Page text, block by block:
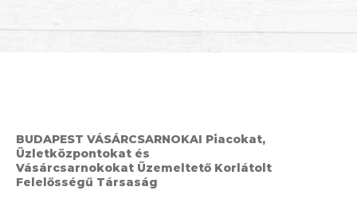
BUDAPEST VÁSÁRCSARNOKAI Piacokat,
Üzletközpontokat és
Vásárcsarnokokat Üzemeltető Korlátolt
Felelősségű Társaság